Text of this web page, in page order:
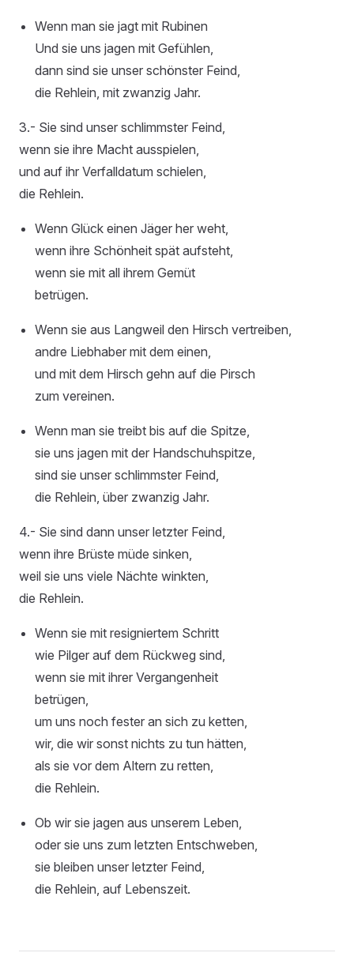
Wenn man sie jagt mit Rubinen
Und sie uns jagen mit Gefühlen,
dann sind sie unser schönster Feind,
die Rehlein, mit zwanzig Jahr.
3.- Sie sind unser schlimmster Feind,
wenn sie ihre Macht ausspielen,
und auf ihr Verfalldatum schielen,
die Rehlein.
Wenn Glück einen Jäger her weht,
wenn ihre Schönheit spät aufsteht,
wenn sie mit all ihrem Gemüt
betrügen.
Wenn sie aus Langweil den Hirsch vertreiben,
andre Liebhaber mit dem einen,
und mit dem Hirsch gehn auf die Pirsch
zum vereinen.
Wenn man sie treibt bis auf die Spitze,
sie uns jagen mit der Handschuhspitze,
sind sie unser schlimmster Feind,
die Rehlein, über zwanzig Jahr.
4.- Sie sind dann unser letzter Feind,
wenn ihre Brüste müde sinken,
weil sie uns viele Nächte winkten,
die Rehlein.
Wenn sie mit resigniertem Schritt
wie Pilger auf dem Rückweg sind,
wenn sie mit ihrer Vergangenheit
betrügen,
um uns noch fester an sich zu ketten,
wir, die wir sonst nichts zu tun hätten,
als sie vor dem Altern zu retten,
die Rehlein.
Ob wir sie jagen aus unserem Leben,
oder sie uns zum letzten Entschweben,
sie bleiben unser letzter Feind,
die Rehlein, auf Lebenszeit.